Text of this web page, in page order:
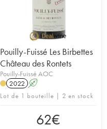
Pouilly-Fuissé Les Birbettes
Château des Rontets
Pouilly-Fuissé AOC
2022 A
Lot de 1 bouteille | 2 en stock
62€